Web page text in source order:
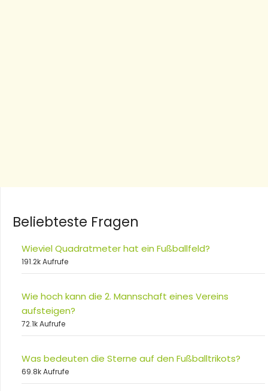
Beliebteste Fragen
Wieviel Quadratmeter hat ein Fußballfeld?
191.2k Aufrufe
Wie hoch kann die 2. Mannschaft eines Vereins
aufsteigen?
72.1k Aufrufe
Was bedeuten die Sterne auf den Fußballtrikots?
69.8k Aufrufe